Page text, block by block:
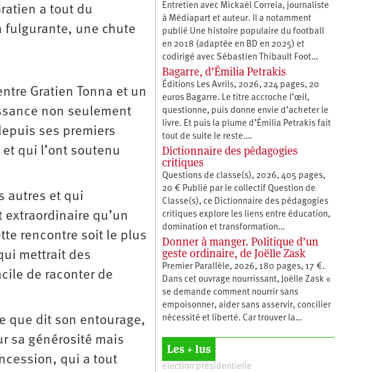
a tout du
fulgurante, une chute
Gratien Tonna et un
non seulement
ses premiers
qui l’ont soutenu
autres et qui
extraordinaire qu’un
rencontre soit le plus
mettrait des
de raconter de
que dit son entourage,
sa générosité mais
qui a tout
Entretien avec Mickaël Correia, journaliste
à Médiapart et auteur. Il a notamment
publié Une histoire populaire du football
en 2018 (adaptée en BD en 2025) et
codirigé avec Sébastien Thibault Foot…
Bagarre, d’Émilia Petrakis
Éditions Les Avrils, 2026, 224 pages, 20
euros Bagarre. Le titre accroche l’œil,
questionne, puis donne envie d’acheter le
livre. Et puis la plume d’Émilia Petrakis fait
tout de suite le reste.…
Dictionnaire des pédagogies
critiques
Questions de classe(s), 2026, 405 pages,
20 € Publié par le collectif Question de
Classe(s), ce Dictionnaire des pédagogies
critiques explore les liens entre éducation,
­domination et transformation…
Donner à manger. Politique d’un
geste ordinaire, de Joëlle Zask
Premier Parallèle, 2026, 180 pages, 17 €.
Dans cet ouvrage nourrissant, Joëlle Zask «
se demande comment nourrir sans
empoisonner, aider sans asservir, concilier
nécessité et liberté. Car trouver la…
Les + lus
élection présidentielle